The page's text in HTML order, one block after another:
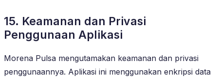
15. Keamanan dan Privasi
Penggunaan Aplikasi
Morena Pulsa mengutamakan keamanan dan privasi
penggunaannya. Aplikasi ini menggunakan enkripsi data